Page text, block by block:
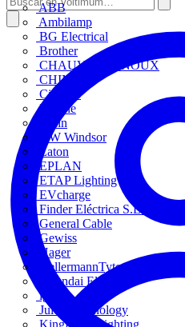
ABB
Ambilamp
BG Electrical
Brother
CHAUVIN ARNOUX
CHINT
Circutor
D-Line
Dehn
DW Windsor
Eaton
EPLAN
ETAP Lighting
EVcharge
Finder Eléctrica S.L.U
General Cable
Gewiss
Hager
HellermannTyton
Hyundai Electric
igus
Juice Technology
Kingfisher Lighting